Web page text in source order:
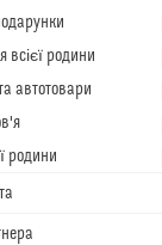
всієї родини
автотовари
родини